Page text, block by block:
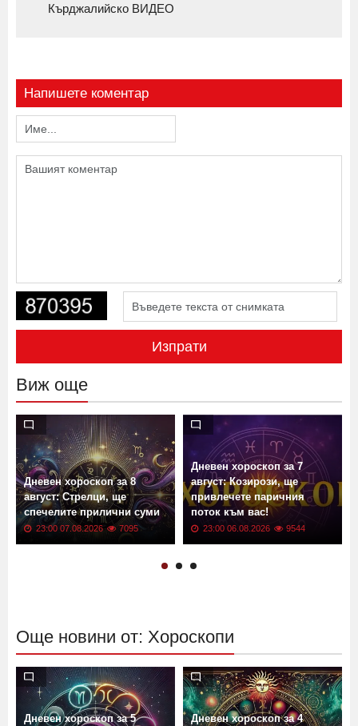
Кърджалийско ВИДЕО
Напишете коментар
Изпрати
Виж още
Дневен хороскоп за 8
август: Стрелци, ще
спечелите прилични суми
23:00 07.08.2026 7095
Дневен хороскоп за 7
август: Козирози, ще
привлечете паричния
поток към вас!
23:00 06.08.2026 9544
Още новини от: Хороскопи
Дневен хороскоп за 5
Дневен хороскоп за 4